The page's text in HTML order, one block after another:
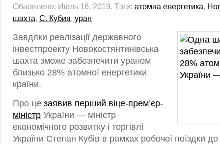
Обновлено: Июль 16, 2019. Тэги: атомна енергетика,
шахта, С. Кубив, уран
Завдяки реалізації державного
інвестпроекту Новокостянтинівська
шахта зможе забезпечити ураном
близько 28% атомної енергетики
країни.
Про це заявив перший віце-прем’єр-
міністр України — міністр
економічного розвитку і торгівлі
України Степан Кубів в рамках робочої поїздки до